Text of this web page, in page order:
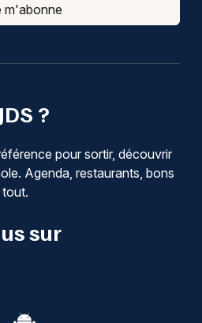
?
pour sortir, découvrir
Agenda, restaurants, bons
sur
m'abonne